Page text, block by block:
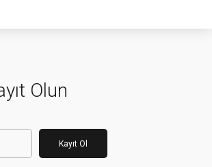
Olun
Kayıt Ol